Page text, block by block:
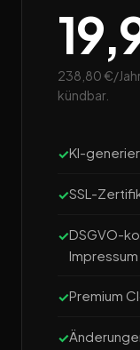
238,80 €/Jahr
kündbar.
KI-
SSL-
DSGVO-
Impressum
Premium